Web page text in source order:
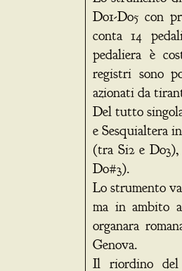
Do1-Do5 con
conta 14
pedaliera è
registri sono
azionati da
Del tutto
e Sesquialtera
(tra Si2 e
Do#3).
Lo strumento
ma in ambito
organara
Genova.
Il riordino del